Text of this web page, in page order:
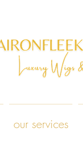
our services